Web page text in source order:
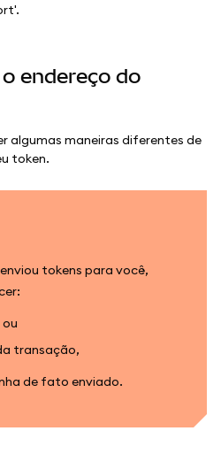
endereço do
algumas maneiras diferentes de
token.
tokens para você,
transação,
de fato enviado.